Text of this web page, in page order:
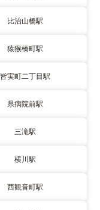
比治山橋駅
猿猴橋町駅
皆実町二丁目駅
県病院前駅
三滝駅
横川駅
西観音町駅